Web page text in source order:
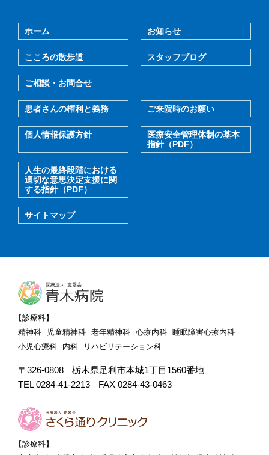
ホーム お知らせ
こころの散歩道 スタッフブログ
ご相談・お問合せ
患者さんの権利と義務 ご来院時のお願い
個人情報保護方針
医療安全管理体制の基本
指針（PDF）
人生の最終段階における
適切な意思決定支援に関
する指針（PDF）
サイトマップ
【診療科】
精神科
児童精神科 老年精神科 心療内科
睡眠障害心療内科
小児心療科
内科 リハビリテーション科
〒326-0808
栃木県足利市本城1丁目1560番地
TEL 0284-41-2213
FAX 0284-43-0463
【診療科】